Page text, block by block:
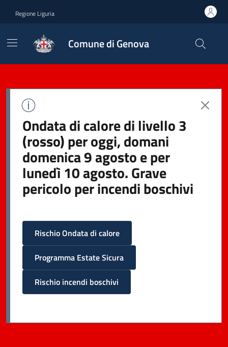
Regione Liguria
Comune di Genova
Ondata di calore di livello 3
(rosso) per oggi, domani
domenica 9 agosto e per
lunedì 10 agosto. Grave
pericolo per incendi boschivi
Rischio Ondata di calore
Programma Estate Sicura
Rischio incendi boschivi